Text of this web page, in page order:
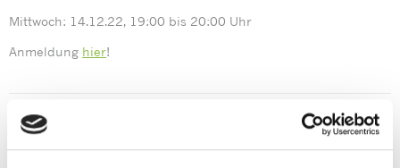
Mittwoch: 14.12.22, 19:00 bis 20:00 Uhr
Anmeldung hier!
Link zur Teilnahmebescheinigung:
https://www.prentke-
romich.de/2022-12-14/